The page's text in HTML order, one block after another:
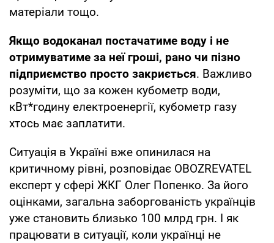
матеріали тощо.
Якщо водоканал постачатиме воду і не
отримуватиме за неї гроші, рано чи пізно
підприємство просто закриється. Важливо
розуміти, що за кожен кубометр води,
кВт*годину електроенергії, кубометр газу
хтось має заплатити.
Ситуація в Україні вже опинилася на
критичному рівні, розповідає OBOZREVATEL
експерт у сфері ЖКГ Олег Попенко. За його
оцінками, загальна заборгованість українців
уже становить близько 100 млрд грн. І як
працювати в ситуації, коли українці не